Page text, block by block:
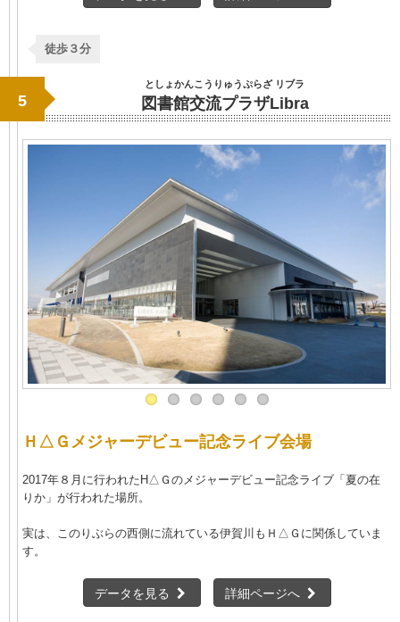
徒歩３分
5
としょかんこうりゅうぷらざ リブラ
図書館交流プラザLibra
Ｈ△Ｇメジャーデビュー記念ライブ会場
2017年８月に行われたH△Ｇのメジャーデビュー記念ライブ「夏の在
りか」が行われた場所。
実は、このりぶらの西側に流れている伊賀川もＨ△Ｇに関係していま
す。
データを見る 詳細ページへ